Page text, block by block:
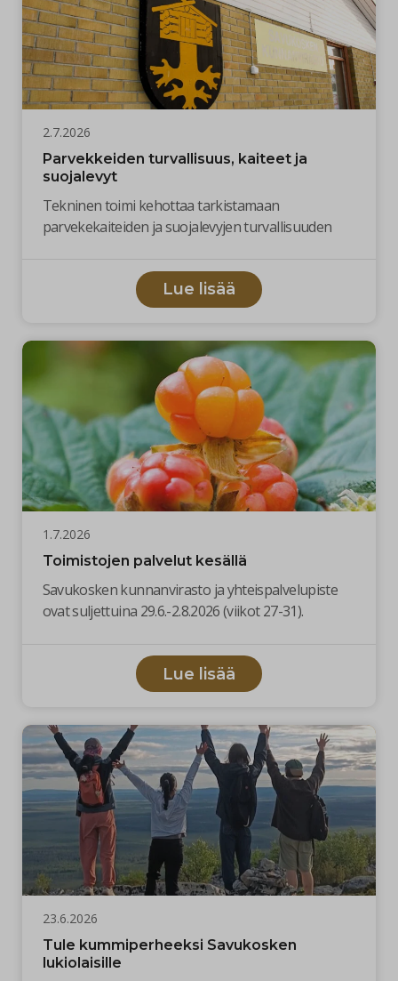
2.7.2026
Parvekkeiden turvallisuus, kaiteet ja
suojalevyt
Tekninen toimi kehottaa tarkistamaan
parvekekaiteiden ja suojalevyjen turvallisuuden
Lue lisää
1.7.2026
Toimistojen palvelut kesällä
Savukosken kunnanvirasto ja yhteispalvelupiste
ovat suljettuina 29.6.-2.8.2026 (viikot 27-31).
Lue lisää
23.6.2026
Tule kummiperheeksi Savukosken
lukiolaisille